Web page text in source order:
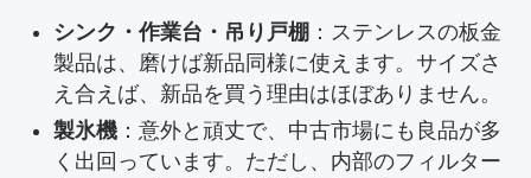
シンク・作業台・吊り戸棚 ：ステンレスの板金
製品は、磨けば新品同様に使えます。サイズさ
え合えば、新品を買う理由はほぼありません。
製氷機：意外と頑丈で、中古市場にも良品が多
く出回っています。ただし、内部のフィルター